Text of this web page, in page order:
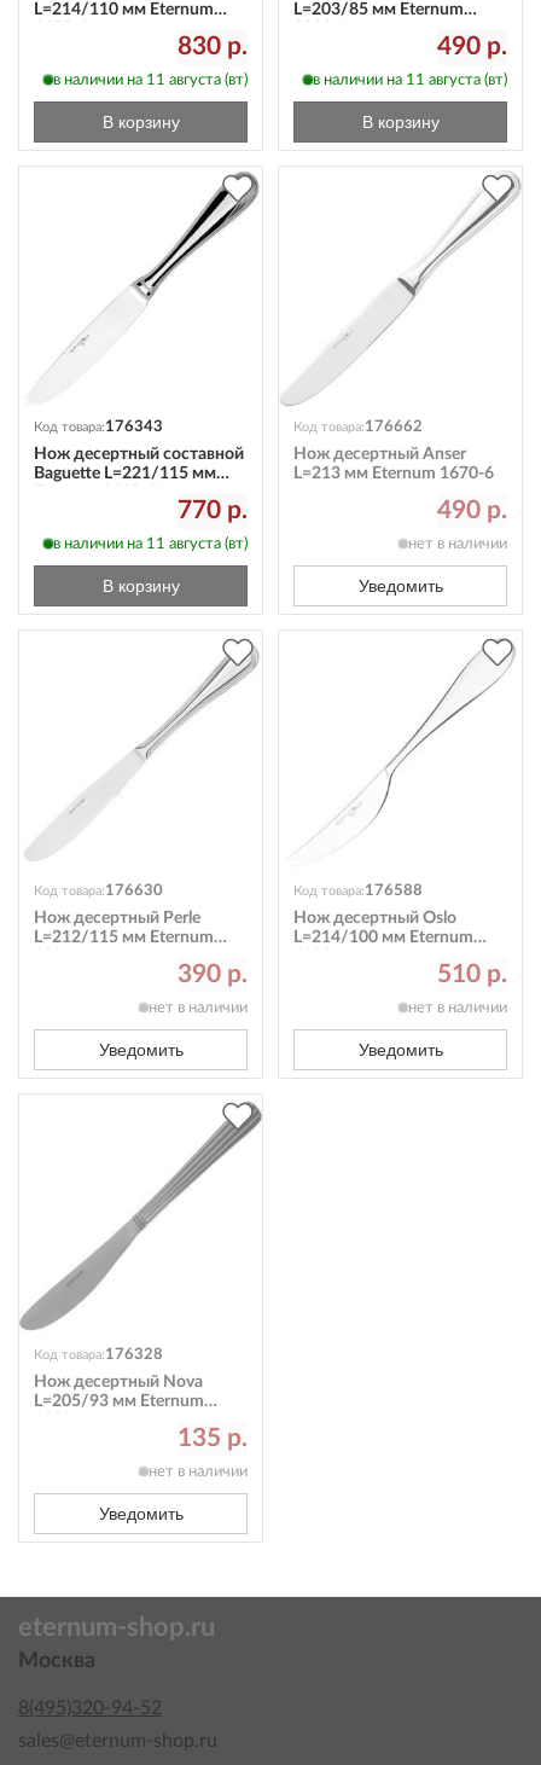
L=214/110 мм Eternum
830 р.
в наличии на 11 августа (вт)
В корзину
L=203/85 мм Eternum
490 р.
в наличии на 11 августа (вт)
В корзину
Код товара:176343
Нож десертный составной
Baguette L=221/115 мм
770 р.
в наличии на 11 августа (вт)
В корзину
Код товара:176662
Нож десертный Anser
L=213 мм Eternum 1670-6
490 р.
нет в наличии
Уведомить
Код товара:176630
Нож десертный Perle
L=212/115 мм Eternum
390 р.
нет в наличии
Уведомить
Код товара:176588
Нож десертный Oslo
L=214/100 мм Eternum
510 р.
нет в наличии
Уведомить
Код товара:176328
Нож десертный Nova
L=205/93 мм Eternum
135 р.
нет в наличии
Уведомить
eternum-shop.ru
Москва
8(495)320-94-52
sales@eternum-shop.ru